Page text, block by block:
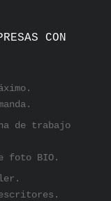
CON
de trabajo
foto BIO.